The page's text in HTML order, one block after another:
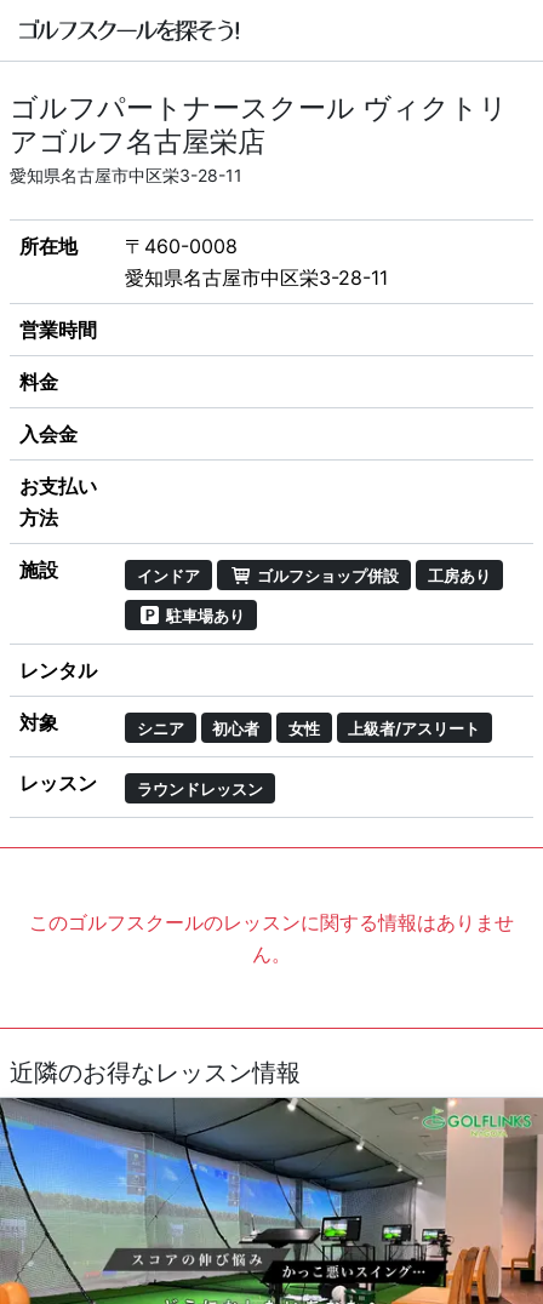
ゴルフパートナースクール ヴィクトリ
アゴルフ名古屋栄店
愛知県名古屋市中区栄3-28-11
所在地
〒460-0008
愛知県名古屋市中区栄3-28-11
営業時間
料金
入会金
お支払い
方法
施設 インドア ゴルフショップ併設 工房あり
駐車場あり
レンタル
対象 シニア 初心者 女性 上級者/アスリート
レッスン ラウンドレッスン
このゴルフスクールのレッスンに関する情報はありませ
ん。
近隣のお得なレッスン情報